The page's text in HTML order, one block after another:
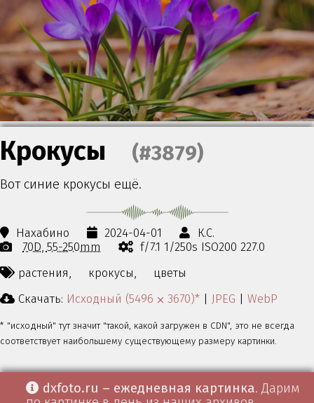
Крокусы (#3879)
Вот синие крокусы ещё.
Нахабино 2024-04-01
К.С.
70D 55-250mm
f/7.1 1/250s ISO200 227.0
растения,
крокусы,
цветы
Скачать: Исходный (5496 ⨉ 3670)* | JPEG | WebP
* "исходный" тут значит "такой, какой загружен в CDN", это не всегда
соответствует наибольшему существующему размеру картинки.
dxfoto.ru – ежедневная картинка. Дарим